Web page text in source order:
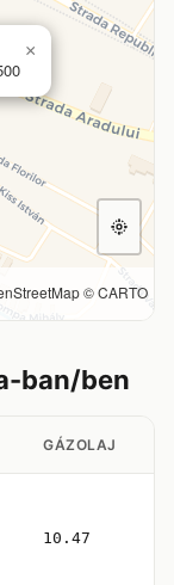
×
© CARTO
ban/ben
GÁZOLAJ
10.47